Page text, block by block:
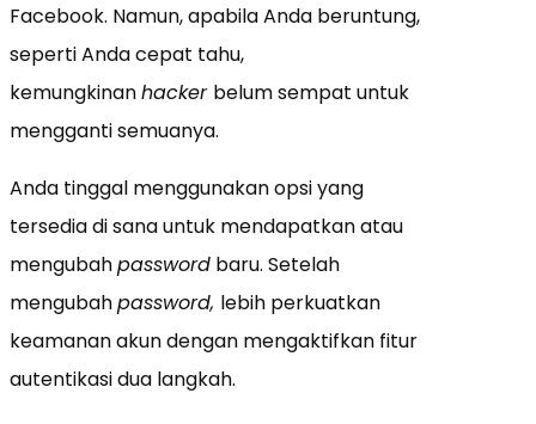
Facebook. Namun, apabila Anda beruntung,
seperti Anda cepat tahu,
kemungkinanhacker belum sempat untuk
mengganti semuanya.
Anda tinggal menggunakan opsi yang
tersedia di sana untuk mendapatkan atau
mengubahpassword baru. Setelah
mengubahpassword, lebih perkuatkan
keamanan akun dengan mengaktifkan fitur
autentikasi dua langkah.